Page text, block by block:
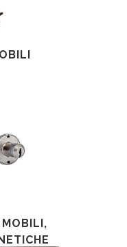
MOBILI,